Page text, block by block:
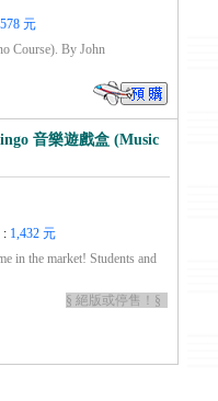
578 元
Course). By John
音樂遊戲盒 (Music
: 1,432 元
in the market! Students and
§ 絕版或停售！§